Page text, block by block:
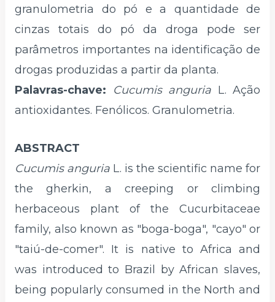
granulometria do pó e a quantidade de
cinzas totais do pó da droga pode ser
parâmetros importantes na identificação de
drogas produzidas a partir da planta.
Palavras-chave:
Cucumis anguria L. Ação
antioxidantes. Fenólicos. Granulometria.
ABSTRACT
Cucumis anguria L. is the scientific name for
the gherkin, a creeping or climbing
herbaceous plant of the Cucurbitaceae
family, also known as "boga-boga", "cayo" or
"taiú-de-comer". It is native to Africa and
was introduced to Brazil by African slaves,
being popularly consumed in the North and